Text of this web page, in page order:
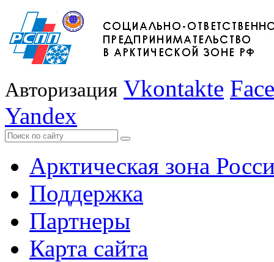
Авторизация Vkontakte
Yandex
Арктическая зона
Поддержка
Партнеры
Карта сайта